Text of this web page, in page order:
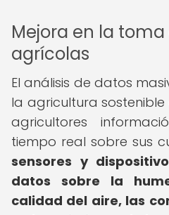
Mejora en la
agrícolas
El análisis de datos
la agricultura
agricultores
tiempo real sobre sus
sensores y
datos sobre la
calidad del aire, las